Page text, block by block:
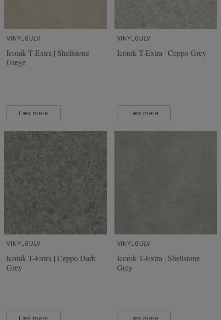
VINYLGULV
Iconik T-Extra | Shellstone
Grege
Læs mere
VINYLGULV
Iconik T-Extra | Ceppo Grey
Læs mere
VINYLGULV
Iconik T-Extra | Ceppo Dark
Grey
VINYLGULV
Iconik T-Extra | Shellstone
Grey